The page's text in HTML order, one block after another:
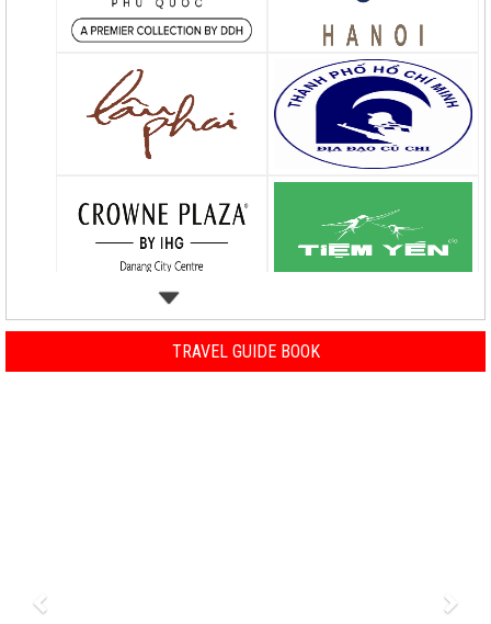
TRAVEL GUIDE BOOK